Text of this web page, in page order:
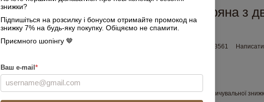
знижки?
Підпишіться на розсилку і бонусом отримайте промокод на
знижку 7% на будь-яку покупку. Обіцяємо не спамити.
Приємного шопінгу 🤎
Ваш e-mail *
Сумка жіноча шкіряна з
велика капучино
Артикул: 2114633561 Написати
% Увійтидля відображення накопичувальної